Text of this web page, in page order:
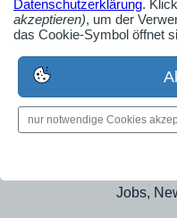
Erstelle jetzt ein gratis
jetzt registrieren
Bilder,
Jobs,
Datenschutzerklärung.
akzeptieren), um der
das Cookie-Symbol öffnet
nur notwendige Cookies